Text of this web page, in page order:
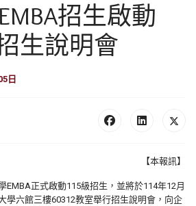
招生啟動
生說明會
日
【本報訊】
EMBA正式啟動115級招生，並將於114年12月
學六館三樓60312教室舉行招生說明會，向企